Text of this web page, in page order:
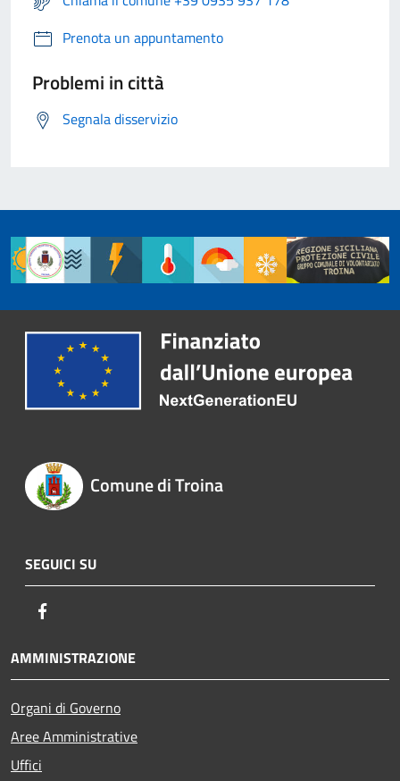
Prenota un appuntamento
Problemi in città
Segnala disservizio
Comune di Troina
SEGUICI SU
AMMINISTRAZIONE
Organi di Governo
Aree Amministrative
Uffici